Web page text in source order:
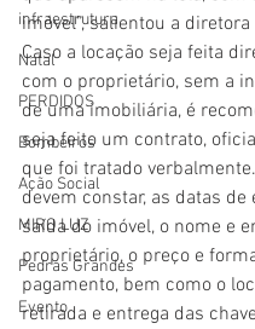
infraestrutura
Natal
PERDIDOS
Bombeiros
Ação Social
MIRO LUZ
Pedras Grandes
Evento
imóvel”, salientou a diretora
Caso a locação seja feita
com o proprietário, sem a
de uma imobiliária, é
seja feito um contrato,
que foi tratado
devem constar, as datas de
saída do imóvel, o nome e
proprietário, o preço e
pagamento, bem como o
retirada e entrega das